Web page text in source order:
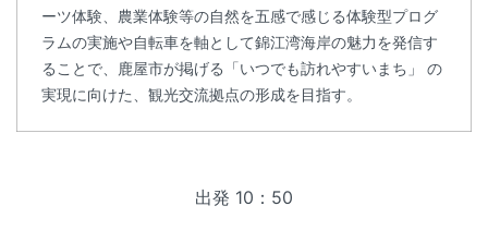
ーツ体験、農業体験等の自然を五感で感じる体験型プログ
ラムの実施や自転車を軸として錦江湾海岸の魅力を発信す
ることで、鹿屋市が掲げる「いつでも訪れやすいまち」 の
実現に向けた、観光交流拠点の形成を目指す。
出発 10：50